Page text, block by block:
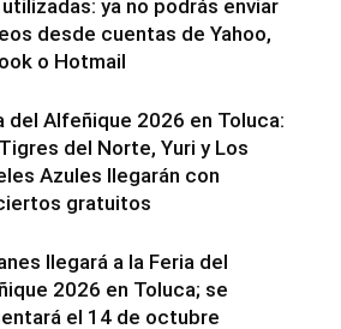
ya no podrás enviar
desde cuentas de Yahoo,
o Hotmail
del Alfeñique 2026 en Toluca:
del Norte, Yuri y Los
Azules llegarán con
gratuitos
llegará a la Feria del
2026 en Toluca; se
el 14 de octubre